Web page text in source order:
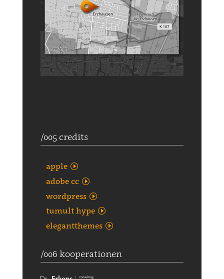
/005 credits
apple
adobe cc
wordpress
tumult hype
elegantthemes
/006 kooperationen